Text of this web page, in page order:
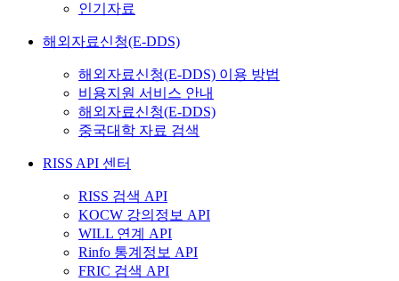
인기자료
해외자료신청(E-DDS)
해외자료신청(E-DDS) 이용 방법
비용지원 서비스 안내
해외자료신청(E-DDS)
중국대학 자료 검색
RISS API 센터
RISS 검색 API
KOCW 강의정보 API
WILL 연계 API
Rinfo 통계정보 API
FRIC 검색 API